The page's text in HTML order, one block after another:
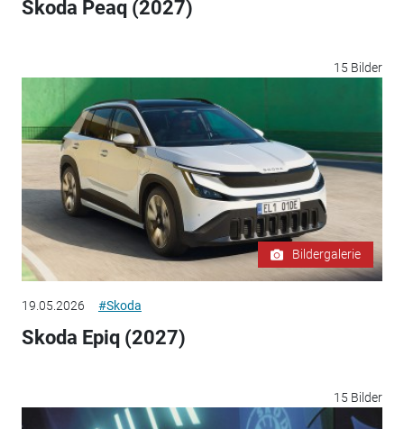
Skoda Peaq (2027)
15 Bilder
Bildergalerie
19.05.2026 #Skoda
Skoda Epiq (2027)
15 Bilder